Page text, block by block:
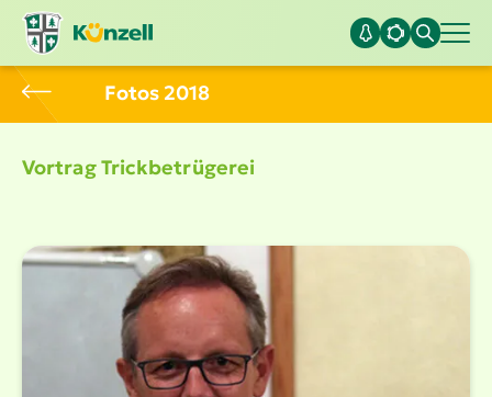
Fotos 2018
Vortrag Trick­be­trü­gerei